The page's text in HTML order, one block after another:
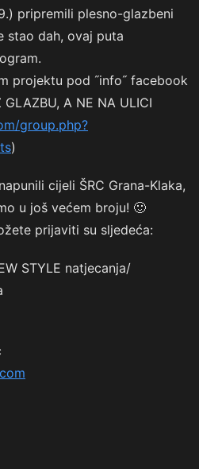
pripremili plesno-glazbeni
stao dah, ovaj puta
projektu pod ˝info˝ facebook
GLAZBU, A NE NA ULICI
group.php?
)
cijeli ŠRC Grana-Klaka,
u još većem broju! 🙂
prijaviti su sljedeća:
STYLE natjecanja/